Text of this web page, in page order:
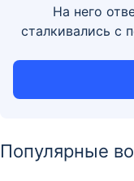
На него
сталкивались с
Популярные